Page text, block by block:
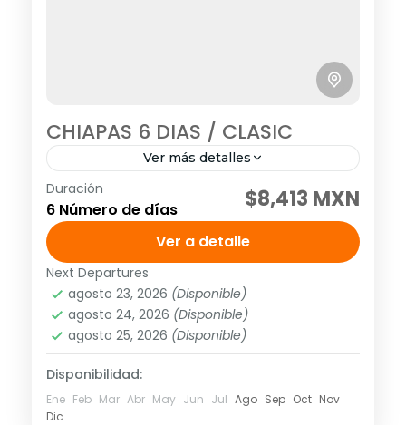
CHIAPAS 6 DIAS / CLASIC
Ver más detalles
SALIDAS DIARIAS Visitando: Palenque,
Yaxchilán, Bonampak, Cascadas de Agua
Azul, Misol -Ha, Cañón del Sumidero,
Chiapa de Corzo, Miradores, Cascadas del
Chiflón, Lagos de Montebello....
América,México
1 Personas
Duración
6 Número de días $8,413 MXN
Ver a detalle
Next Departures
agosto 23, 2026 (Disponible)
agosto 24, 2026 (Disponible)
agosto 25, 2026 (Disponible)
Disponibilidad:
Ene Feb Mar Abr May Jun Jul Ago Sep Oct Nov
Dic